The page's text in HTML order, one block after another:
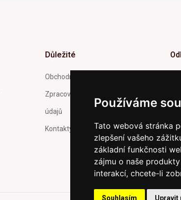
Používáme
Tato webová stránka
zlepšení vašeho
základní funkčnosti
zájmu o naše
interakcí, chcete-li
Souhlasím Upravit
Důležité
Obchodní podmínky
Zpracování a ochrana osobních
údajů
Kontakty